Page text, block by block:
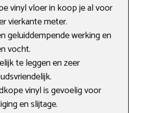
vinyl vloer in koop je al voor
vierkante meter.
geluiddempende werking en
vocht.
te leggen en zeer
vinyl is gevoelig voor
en slijtage.